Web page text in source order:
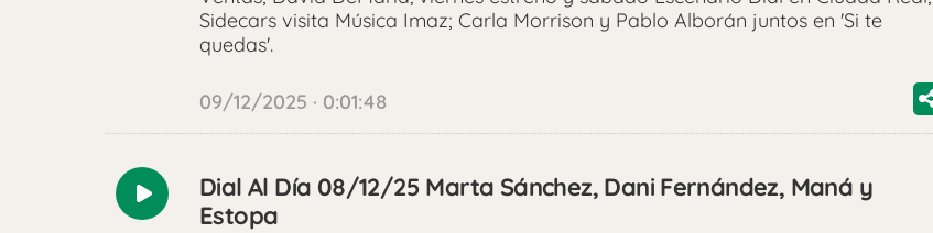
Sidecars visita Música Imaz; Carla Morrison y Pablo Alborán juntos en 'Si te
quedas'.
09/12/2025 · 0:01:48
Reproducir
Dial Al Día 08/12/25 Marta Sánchez, Dani Fernández, Maná y
Estopa